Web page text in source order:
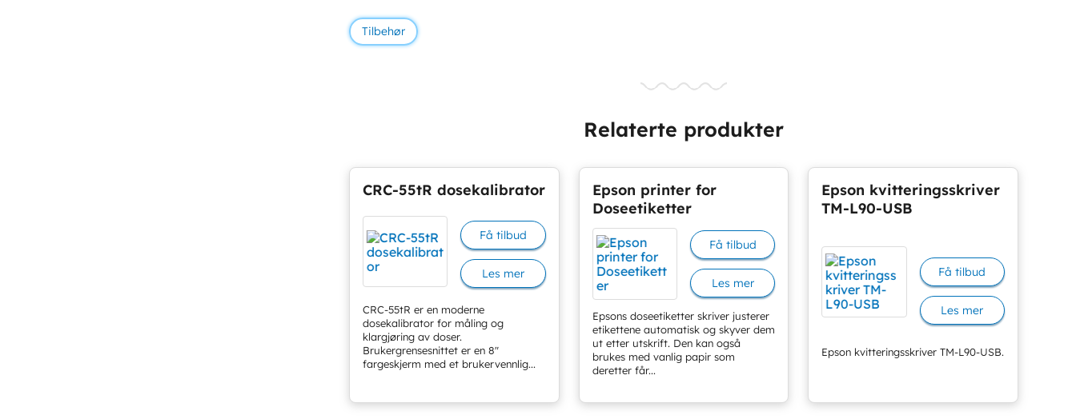
Tilbehør
Relaterte produkter
CRC-55tR dosekalibrator
CRC-55tR er en moderne
dosekalibrator for måling og
klargjøring av doser.
Brukergrensesnittet er en 8″
fargeskjerm med et brukervennlig...
Få tilbud
Les mer
Epson printer for
Doseetiketter
Epsons doseetiketter skriver justerer
etikettene automatisk og skyver dem
ut etter utskrift. Den kan også
brukes med vanlig papir som
deretter får...
Få tilbud
Les mer
Epson kvitteringsskriver
TM-L90-USB
Epson kvitteringsskriver TM-L90-USB.
Få tilbud
Les mer